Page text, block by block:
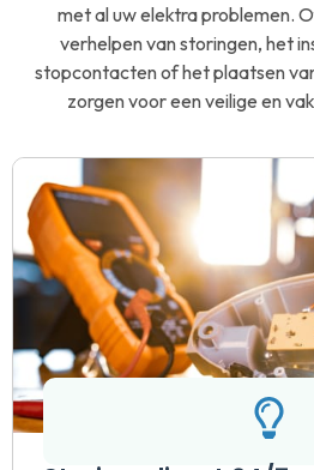
met al uw elektra problemen.
verhelpen van storingen, het
stopcontacten of het plaatsen
zorgen voor een veilige en